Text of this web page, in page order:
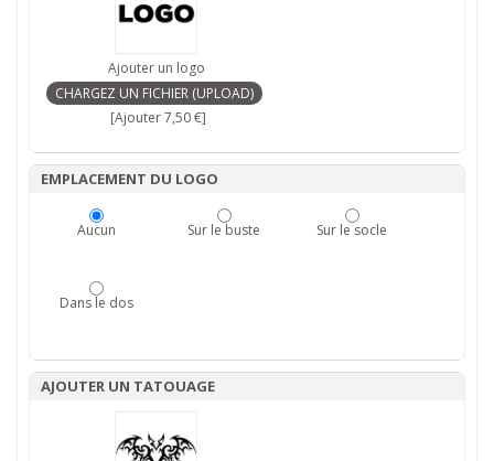
Ajouter un logo
[Ajouter 7,50 €]
EMPLACEMENT DU LOGO
Aucun Sur le buste Sur le socle
Dans le dos
AJOUTER UN TATOUAGE